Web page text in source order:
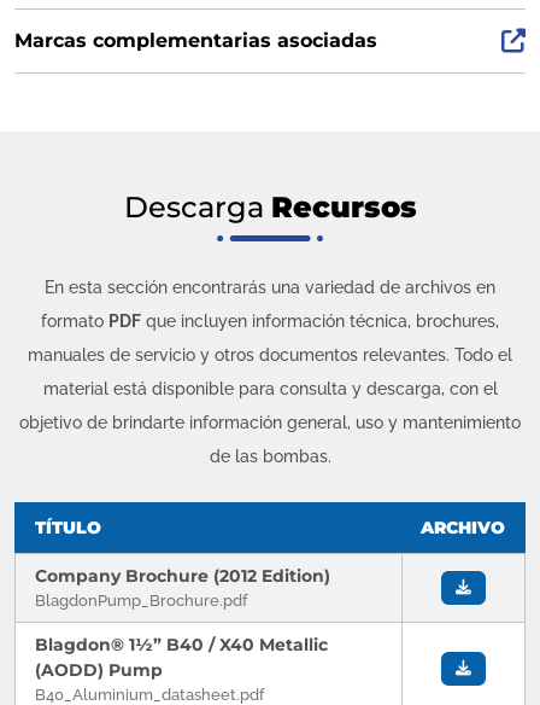
Marcas complementarias asociadas
Descarga Recursos
En esta sección encontrarás una variedad de archivos en
formato PDF que incluyen información técnica, brochures,
manuales de servicio y otros documentos relevantes. Todo el
material está disponible para consulta y descarga, con el
objetivo de brindarte información general, uso y mantenimiento
de las bombas.
TÍTULO ARCHIVO
Company Brochure (2012 Edition)
BlagdonPump_Brochure.pdf
Blagdon® 1½” B40 / X40 Metallic
(AODD) Pump
B40_Aluminium_datasheet.pdf